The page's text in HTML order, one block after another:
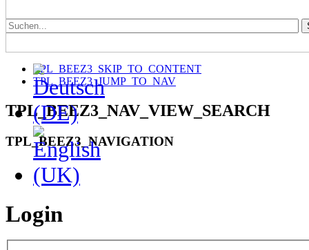
TPL_BEEZ3_SKIP_TO_CONTENT
TPL_BEEZ3_JUMP_TO_NAV
TPL_BEEZ3_NAV_VIEW_SEARCH
TPL_BEEZ3_NAVIGATION
Login